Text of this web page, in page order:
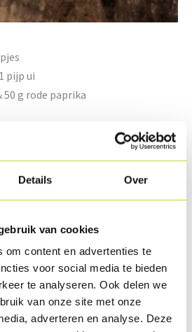
Details Over
van cookies
om content en advertenties te
voor social media te bieden
te analyseren. Ook delen we
van onze site met onze
adverteren en analyse. Deze
pijp ui
50 g rode paprika